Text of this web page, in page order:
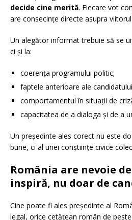
decide cine merită. Fiecare vot
are consecințe directe asupra
Un alegător informat trebuie să se
ci și la:
coerența programului politic;
faptele anterioare ale
comportamentul în situații de
capacitatea de a dialoga și de a
Un președinte ales corect nu este
bune, ci al unei conștiințe civice
România are nevoie
inspiră, nu doar de
Cine poate fi ales președinte al
legal, orice cetățean român de